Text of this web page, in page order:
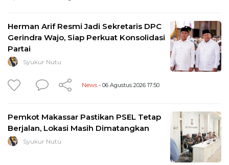
Herman Arif Resmi Jadi Sekretaris DPC
Gerindra Wajo, Siap Perkuat Konsolidasi
Partai
Syukur Nutu
News - 06 Agustus 2026 17:50
Pemkot Makassar Pastikan PSEL Tetap
Berjalan, Lokasi Masih Dimatangkan
Syukur Nutu